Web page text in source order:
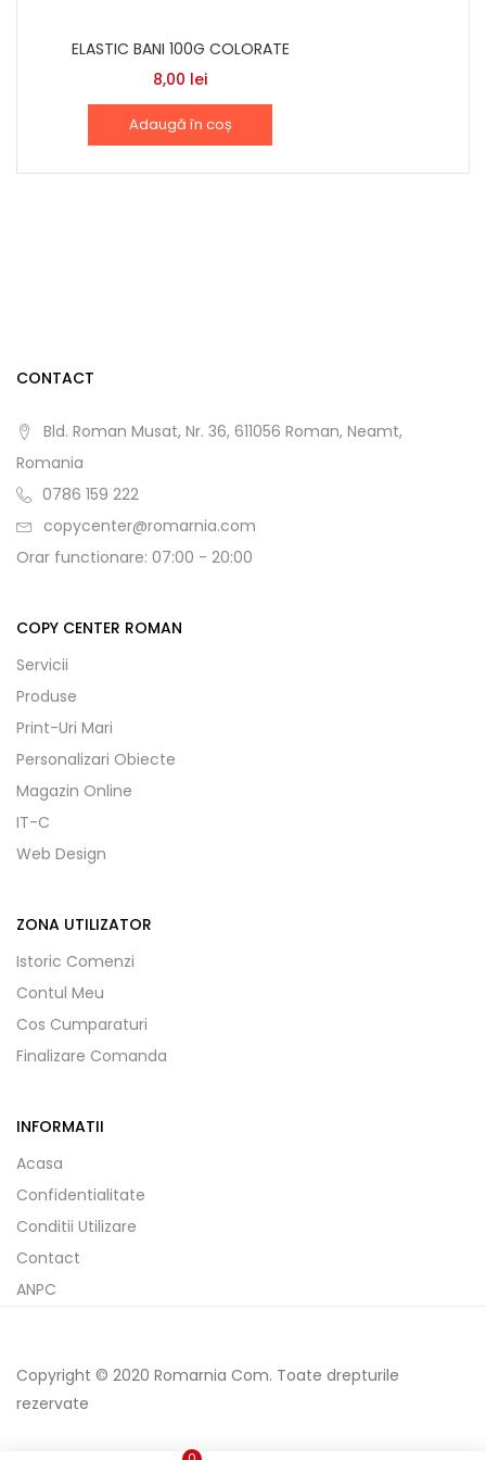
ELASTIC BANI 100G COLORATE
8,00 lei
Adaugă în coș
CONTACT
Bld. Roman Musat, Nr. 36, 611056 Roman, Neamt,
Romania
0786 159 222
copycenter@romarnia.com
Orar functionare: 07:00 - 20:00
COPY CENTER ROMAN
Servicii
Produse
Print-Uri Mari
Personalizari Obiecte
Magazin Online
IT-C
Web Design
ZONA UTILIZATOR
Istoric Comenzi
Contul Meu
Cos Cumparaturi
Finalizare Comanda
INFORMATII
Acasa
Confidentialitate
Conditii Utilizare
Contact
ANPC
Copyright © 2020 Romarnia Com. Toate drepturile
rezervate